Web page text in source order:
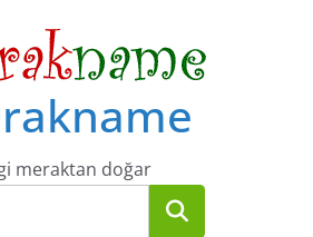
meraktan doğar